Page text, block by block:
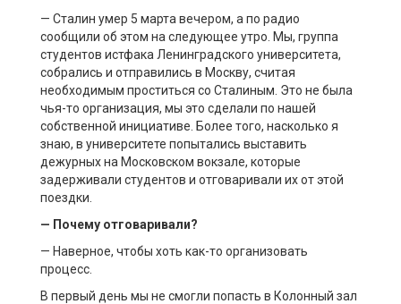
— Сталин умер 5 марта вечером, а по радио
сообщили об этом на следующее утро. Мы, группа
студентов истфака Ленинградского университета,
собрались и отправились в Москву, считая
необходимым проститься со Сталиным. Это не была
чья-то организация, мы это сделали по нашей
собственной инициативе. Более того, насколько я
знаю, в университете попытались выставить
дежурных на Московском вокзале, которые
задерживали студентов и отговаривали их от этой
поездки.
— Почему отговаривали?
— Наверное, чтобы хоть как-то организовать
процесс.
В первый день мы не смогли попасть в Колонный зал